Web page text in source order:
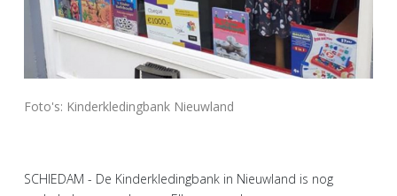
Foto's: Kinderkledingbank Nieuwland
SCHIEDAM - De Kinderkledingbank in Nieuwland is nog